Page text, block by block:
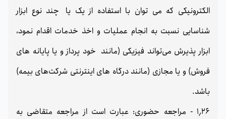
الکترونیکی که می توان با استفاده از یک یا چند نوع ابزار
شناسایی نسبت به انجام عملیات و اخذ خدمات اقدام نمود،
ابزار پذیرش می‌تواند فیزیکی (مانند خود پرداز و یا پایانه های
فروش) و یا مجازی (مانند درگاه های اینترنتی شرکت‌های بیمه)
باشد.
1٫26 - مراجعه حضوری: عبارت است از مراجعه متقاضی به